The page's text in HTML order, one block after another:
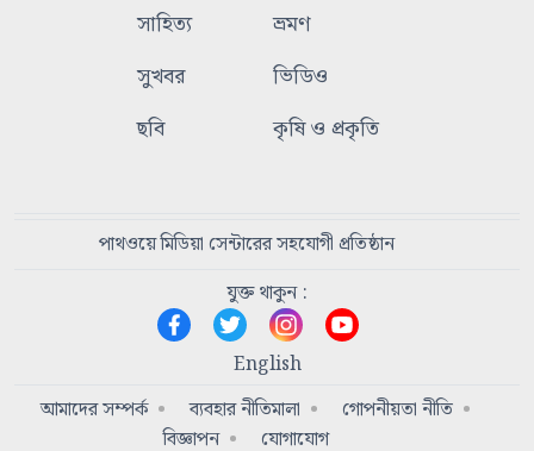
সাহিত্য
ভ্রমণ
সুখবর
ভিডিও
ছবি
কৃষি ও প্রকৃতি
পাথওয়ে মিডিয়া সেন্টারের সহযোগী প্রতিষ্ঠান
যুক্ত থাকুন :
English
আমাদের সম্পর্ক
ব্যবহার নীতিমালা
গোপনীয়তা নীতি
বিজ্ঞাপন
যোগাযোগ